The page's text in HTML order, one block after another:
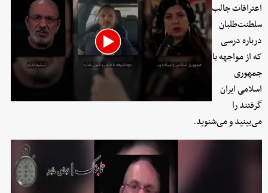
اعترافات جالب
سلطنت‌طلبان
درباره درسی
که از مواجهه با
جمهوری
اسلامی ایران
گرفتند را
می‌بینید و می‌شنوید.